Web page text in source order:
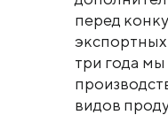
перед
экспортных
три года
видов